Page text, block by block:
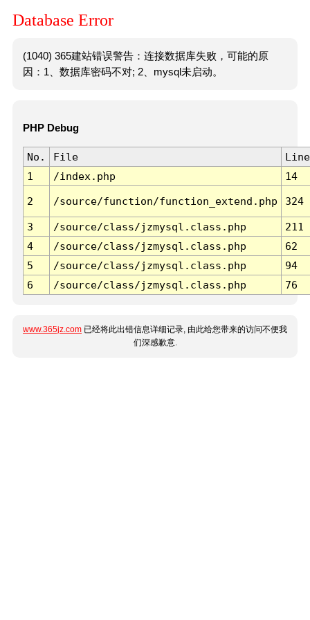
Database Error
(1040) 365建站错误警告：连接数据库失败，可能的原
因：1、数据库密码不对; 2、mysql未启动。
PHP Debug
No. File
Line
1
/index.php 14
2 /source/function/function_extend.php 324
3 /source/class/jzmysql.class.php
211
4
/source/class/jzmysql.class.php
62
5
/source/class/jzmysql.class.php
94
6
/source/class/jzmysql.class.php 76
www.365jz.com 已经将此出错信息详细记录, 由此给您带来的访问不便我
们深感歉意.